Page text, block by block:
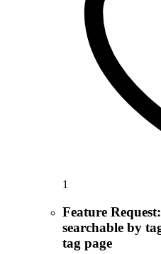
1
Feature
searchable by
tag page